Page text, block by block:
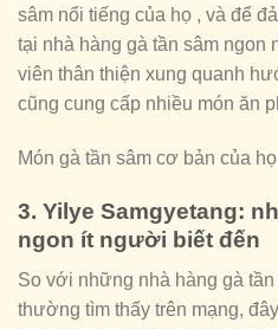
sâm nổi tiếng của họ , và để
tại nhà hàng gà tần sâm ngon
viên thân thiện xung quanh
cũng cung cấp nhiều món ăn
Món gà tần sâm cơ bản của
3. Yilye Samgyetang:
ngon ít người biết đến
So với những nhà hàng gà
thường tìm thấy trên mạng,